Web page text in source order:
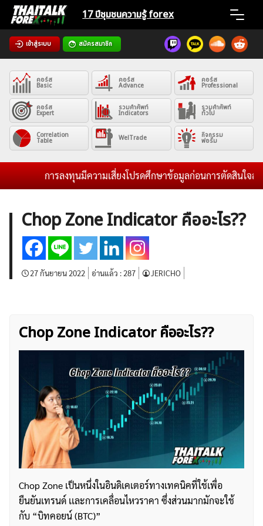
Skip
content
17 ปีชุมชนความรู้ forex
เข้าสู่ระบบ สมัครสมาชิก
Home
News
Articles
VPS Register
ค้นหา
สำหรับ:
คอร์ส
Basic
คอร์ส
Advance
คอร์ส
Professional
คอร์ส
Expert
รวมคำศัพท์
Indicators
รวมคำศัพท์
ทั่วไป
Correlation
Table WelTrade กิจกรรม
ฟอรั่ม
การลงทุนมีความเสี่ยงโปรดศึกษาข้อมูลก่อนการตัดสินใจลง
Chop Zone Indicator คืออะไร??
27 กันยายน 2022 อ่านแล้ว :287 JERICHO
Chop Zone Indicator คืออะไร??
Chop Zone เป็นหนึ่งในอินดิเคเตอร์ทางเทคนิคที่ใช้เพื่อ
ยืนยันเทรนด์ เเละการเคลื่อนไหวราคา ซึ่งส่วนมากมักจะใช้
กับ “บิทคอยน์ (BTC)”